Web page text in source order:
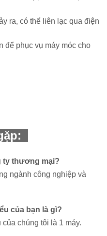
ra, có thể liên lạc qua điện
để phục vụ máy móc cho
ty thương mại?
ngành công nghiệp và
của bạn là gì?
chúng tôi là 1 máy.